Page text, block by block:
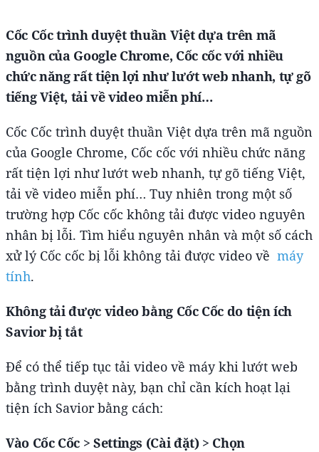
Cốc Cốc trình duyệt thuần Việt dựa trên mã
nguồn của Google Chrome, Cốc cốc với nhiều
chức năng rất tiện lợi như lướt web nhanh, tự gõ
tiếng Việt, tải về video miễn phí…
Cốc Cốc trình duyệt thuần Việt dựa trên mã nguồn
của Google Chrome, Cốc cốc với nhiều chức năng
rất tiện lợi như lướt web nhanh, tự gõ tiếng Việt,
tải về video miễn phí… Tuy nhiên trong một số
trường hợp Cốc cốc không tải được video nguyên
nhân bị lỗi. Tìm hiểu nguyên nhân và một số cách
xử lý Cốc cốc bị lỗi không tải được video về máy
tính.
Không tải được video bằng Cốc Cốc do tiện ích
Savior bị tắt
Để có thể tiếp tục tải video về máy khi lướt web
bằng trình duyệt này, bạn chỉ cần kích hoạt lại
tiện ích Savior bằng cách:
Vào Cốc Cốc > Settings (Cài đặt) > Chọn